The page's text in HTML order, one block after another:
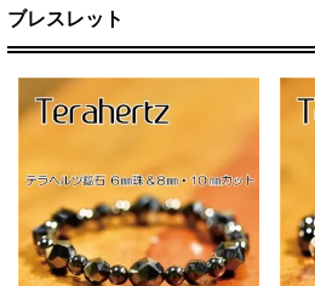
ブレスレット